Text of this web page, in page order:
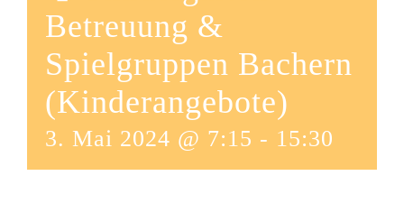
Betreuung &
Spielgruppen Bachern
(Kinderangebote)
3. Mai 2024 @ 7:15 - 15:30